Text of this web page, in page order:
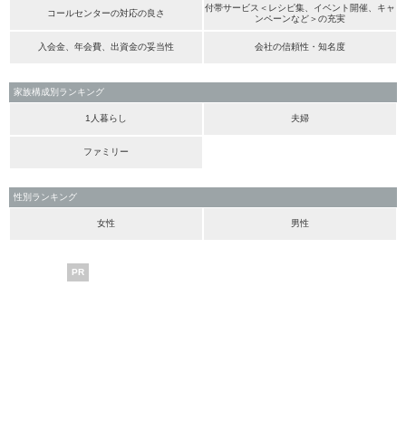
コールセンターの対応の良さ
付帯サービス＜レシピ集、イベント開催、キャ
ンペーンなど＞の充実
入会金、年会費、出資金の妥当性 会社の信頼性・知名度
家族構成別ランキング
1人暮らし 夫婦
ファミリー
性別ランキング
女性 男性
PR